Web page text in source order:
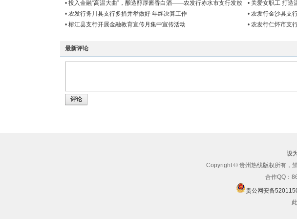
• 投入金融“高温大曲”，酿造醇厚酱香白酒——农发行赤水市支行发放
400万元生产经营贷款
• 关爱女职工 打造
• 农发行务川县支行多措并举做好 年终决算工作 • 农发行金沙县支
• 榕江县支行开展金融教育宣传月集中宣传活动 • 农发行仁怀市支
最新评论
评论
设
Copyright © 贵州热线版权所有，
合作QQ：
贵公网安备